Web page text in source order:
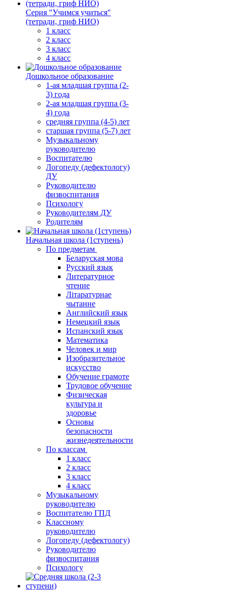
Серия "Учимся учиться"
(тетради, гриф НИО)
1 класс
2 класс
3 класс
4 класс
Дошкольное образование
1-ая младшая группа (2-
3) года
2-ая младшая группа (3-
4) года
средняя группа (4-5) лет
старшая группа (5-7) лет
Музыкальному
руководителю
Воспитателю
Логопеду (дефектологу)
ДУ
Руководителю
физвоспитания
Психологу
Руководителям ДУ
Родителям
Начальная школа (1ступень)
По предметам
Беларуская мова
Русский язык
Литературное
чтение
Літаратурнае
чытанне
Английский язык
Немецкий язык
Испанский язык
Математика
Человек и мир
Изобразительное
искусство
Обучение грамоте
Трудовое обучение
Физическая
культура и
здоровье
Основы
безопасности
жизнедеятельности
По классам
1 класс
2 класс
3 класс
4 класс
Музыкальному
руководителю
Воспитателю ГПД
Классному
руководителю
Логопеду (дефектологу)
Руководителю
физвоспитания
Психологу